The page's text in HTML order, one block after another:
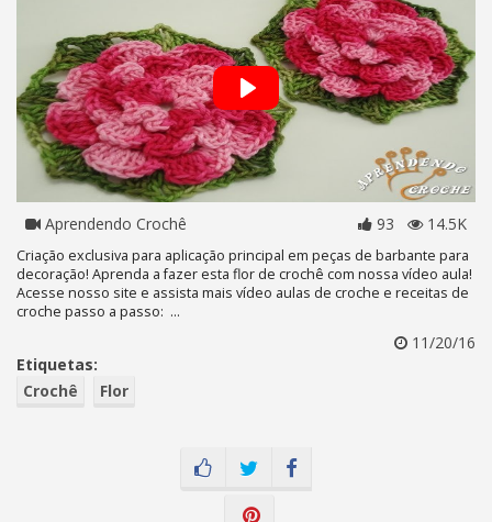
Aprendendo Crochê 93 14.5K
Criação exclusiva para aplicação principal em peças de barbante para
decoração! Aprenda a fazer esta flor de crochê com nossa vídeo aula!
Acesse nosso site e assista mais vídeo aulas de croche e receitas de
croche passo a passo: ...
11/20/16
Etiquetas:
Crochê
Flor